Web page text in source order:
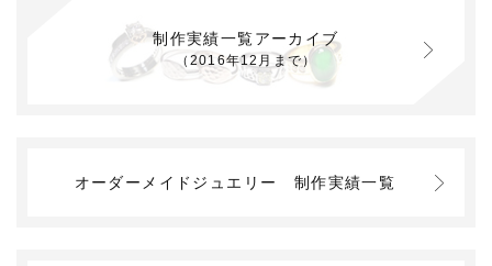
制作実績一覧アーカイブ
（2016年12月まで）
オーダーメイドジュエリー 制作実績一覧